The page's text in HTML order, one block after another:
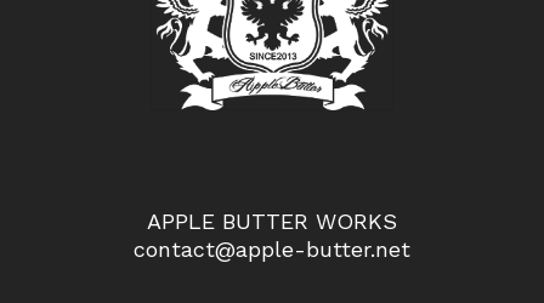
APPLE BUTTER WORKS
contact@apple-butter.net